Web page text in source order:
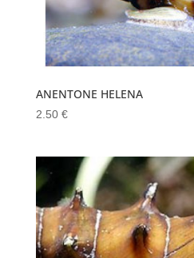
ANENTONE HELENA
2.50 €